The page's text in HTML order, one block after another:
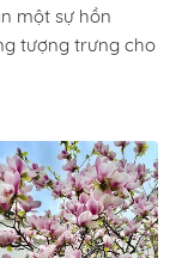
một sự hồn
tượng trưng cho